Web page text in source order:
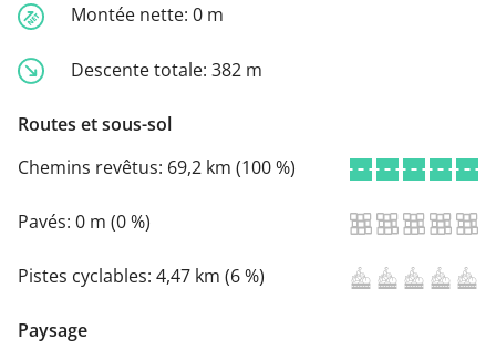
Montée nette: 0 m
Descente totale: 382 m
Routes et sous-sol
Chemins revêtus: 69,2 km (100 %)
Pavés: 0 m (0 %)
Pistes cyclables: 4,47 km (6 %)
Paysage